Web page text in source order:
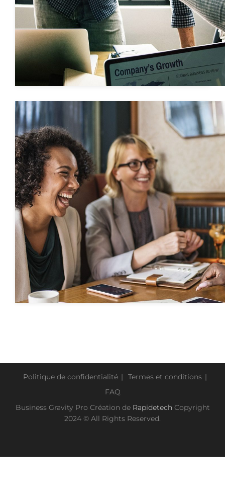
Politique de confidentialité
Termes et conditions
FAQ
Business Gravity Pro Création de RapidetechCopyright
2024 © All Rights Reserved.